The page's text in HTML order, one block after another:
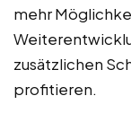
mehr
zusätzlichen
profitieren.